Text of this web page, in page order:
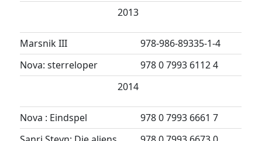
2013
Marsnik III
978-986-89335-1-4
Nova: sterreloper
978 0 7993 6112 4
2014
Nova : Eindspel
978 0 7993 6661 7